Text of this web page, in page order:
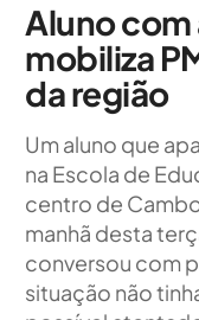
Aluno
mobiliza
da região
Um aluno que
na Escola de
centro de
manhã desta
conversou com
situação não